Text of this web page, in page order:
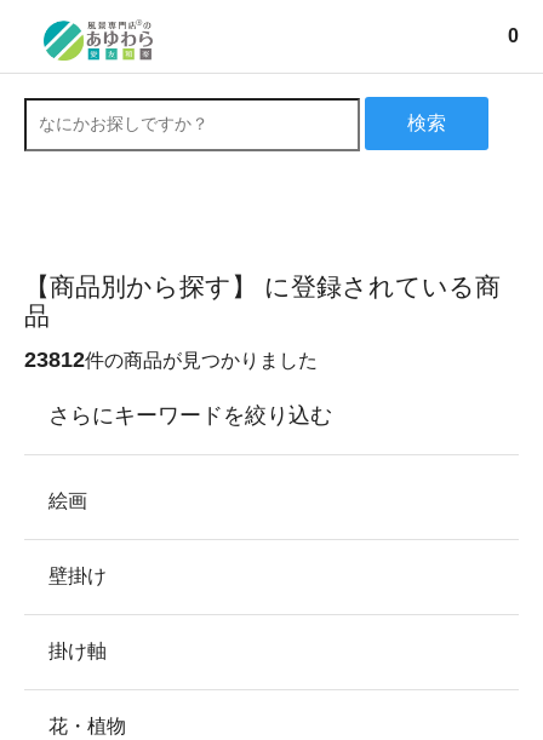
0
検索
【商品別から探す】 に登録されている商
品
23812件の商品が見つかりました
さらにキーワードを絞り込む
絵画
壁掛け
掛け軸
花・植物